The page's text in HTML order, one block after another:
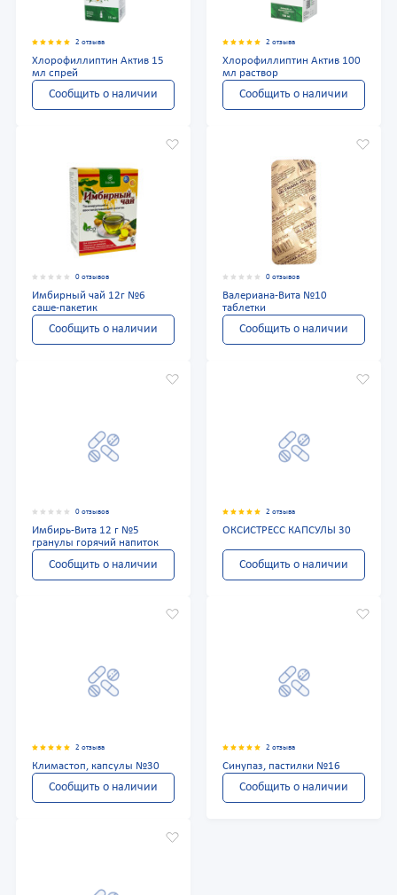
2 отзыва
Хлорофиллиптин Актив 15
мл спрей
Сообщить о наличии
2 отзыва
Хлорофиллиптин Актив 100
мл раствор
Сообщить о наличии
0 отзывов
Имбирный чай 12г №6
саше-пакетик
Сообщить о наличии
0 отзывов
Валериана-Вита №10
таблетки
Сообщить о наличии
0 отзывов
Имбирь-Вита 12 г №5
гранулы горячий напиток
Сообщить о наличии
2 отзыва
ОКСИСТРЕСС КАПСУЛЫ 30
Сообщить о наличии
2 отзыва
Климастоп, капсулы №30
Сообщить о наличии
2 отзыва
Синупаз, пастилки №16
Сообщить о наличии